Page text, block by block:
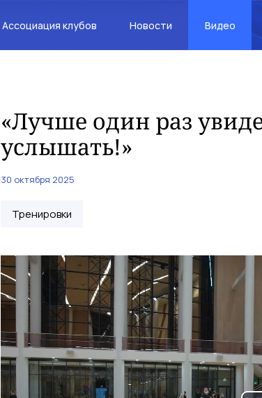
Ассоциация клубов Новости Видео
«Лучше один раз
услышать!»
30 октября 2025
Тренировки